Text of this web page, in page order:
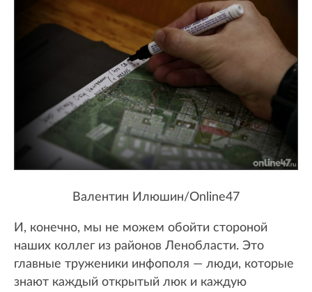
Валентин Илюшин/Online47
И, конечно, мы не можем обойти стороной
наших коллег из районов Ленобласти. Это
главные труженики инфополя — люди, которые
знают каждый открытый люк и каждую